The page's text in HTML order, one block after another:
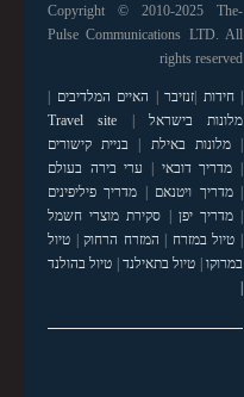
Copyright © 2010-2025 The-
Pulse Communications LTD. All
rights reserved
|חידות |זנזיבר | האיים המלדיבים |
מלונות בישראל |
Travel site
|מלונות באילת | בניית קישורים
| מדריך דובאי | ערי בירה בעולם
|מדריך ויטנאם | מדריך פיליפינים
|מדריך יפן | סקירת מוצרי חשמל
| טיול במזרח | המזרח הרחוק| טיול
במרוקו| טיול בתאילנד| טיול בהולנד
|